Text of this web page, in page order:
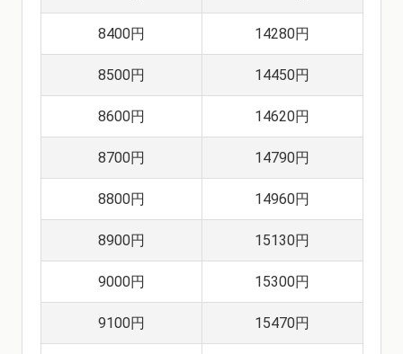
8400円 14280円
8500円 14450円
8600円 14620円
8700円 14790円
8800円 14960円
8900円 15130円
9000円 15300円
9100円 15470円